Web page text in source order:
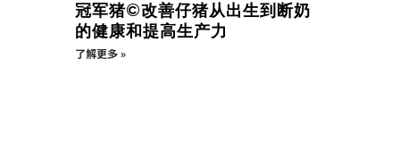
冠军猪©改善仔猪从出生到断奶
的健康和提高生产力
了解更多 »